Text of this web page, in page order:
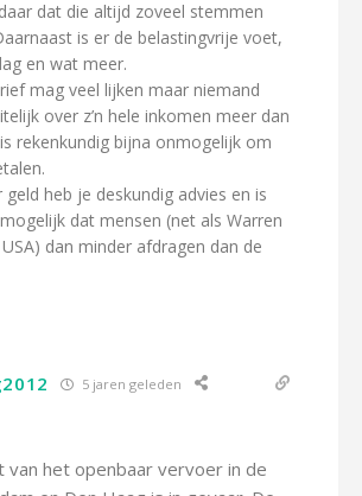
dat die altijd zoveel stemmen
is er de belastingvrije voet,
en wat meer.
mag veel lijken maar niemand
over z’n hele inkomen meer dan
rekenkundig bijna onmogelijk om
heb je deskundig advies en is
dat mensen (net als Warren
dan minder afdragen dan de
5 jaren geleden
van het openbaar vervoer in de